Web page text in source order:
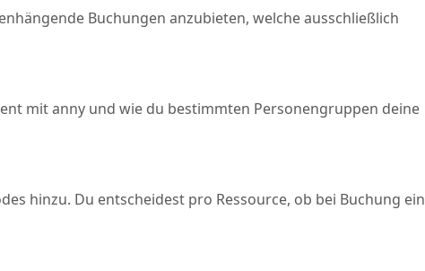
Buchungen anzubieten, welche ausschließlich
mit anny und wie du bestimmten Personengruppen deine
hinzu. Du entscheidest pro Ressource, ob bei Buchung ein